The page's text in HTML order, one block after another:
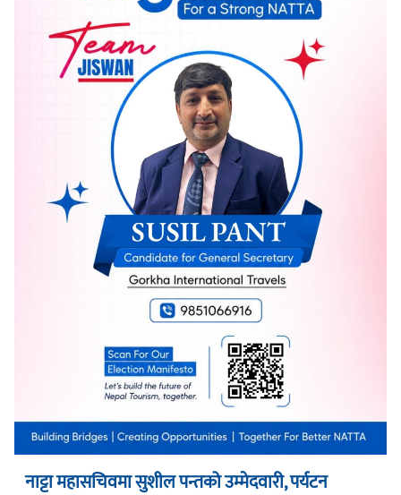
नाट्टा महासचिवमा सुशील पन्तको उम्मेदवारी, पर्यटन